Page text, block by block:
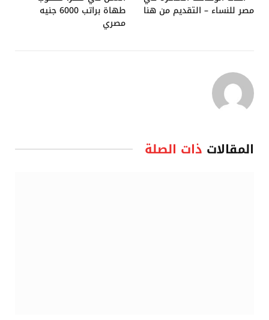
مصر للنساء – التقديم من هنا طهاة براتب 6000 جنيه
مصري
المقالات ذات الصلة